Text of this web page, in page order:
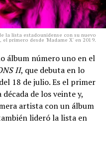
la lista estadounidense con su nuevo
el primero desde 'Madame X' en 2019.
álbum número uno en el
II, que debuta en lo
18 de julio. Es el primer
de los veinte y,
artista con un álbum
lideró la lista en